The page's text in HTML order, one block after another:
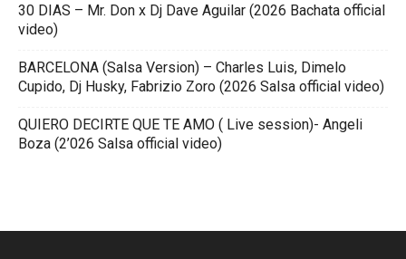
30 DIAS – Mr. Don x Dj Dave Aguilar (2026 Bachata official
video)
BARCELONA (Salsa Version) – Charles Luis, Dimelo
Cupido, Dj Husky, Fabrizio Zoro (2026 Salsa official video)
QUIERO DECIRTE QUE TE AMO ( Live session)- Angeli
Boza (2’026 Salsa official video)